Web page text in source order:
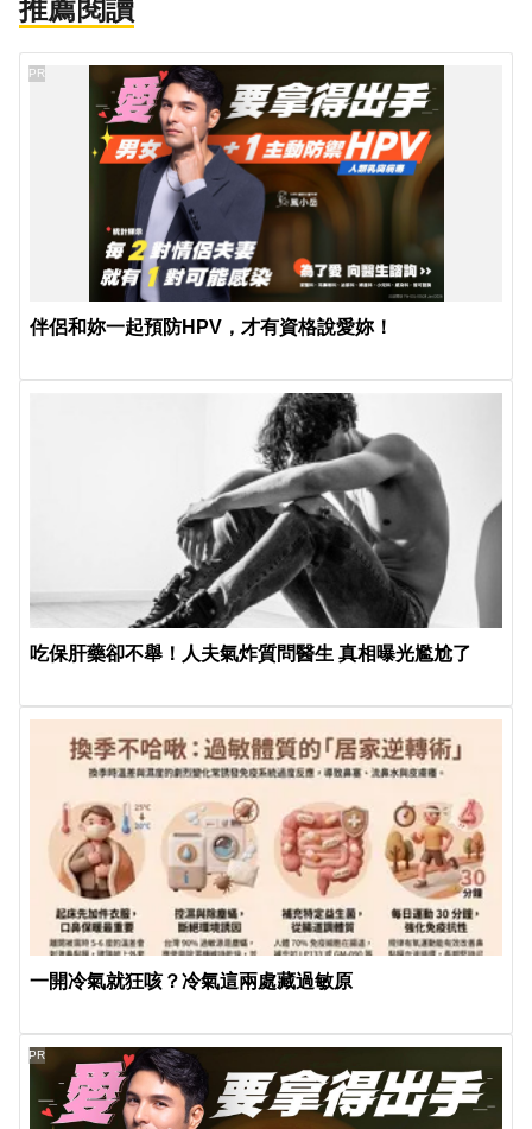
推薦閱讀
伴侶和妳一起預防HPV，才有資格說愛妳！
PR
吃保肝藥卻不舉！人夫氣炸質問醫生 真相曝光尷尬了
一開冷氣就狂咳？冷氣這兩處藏過敏原
PR